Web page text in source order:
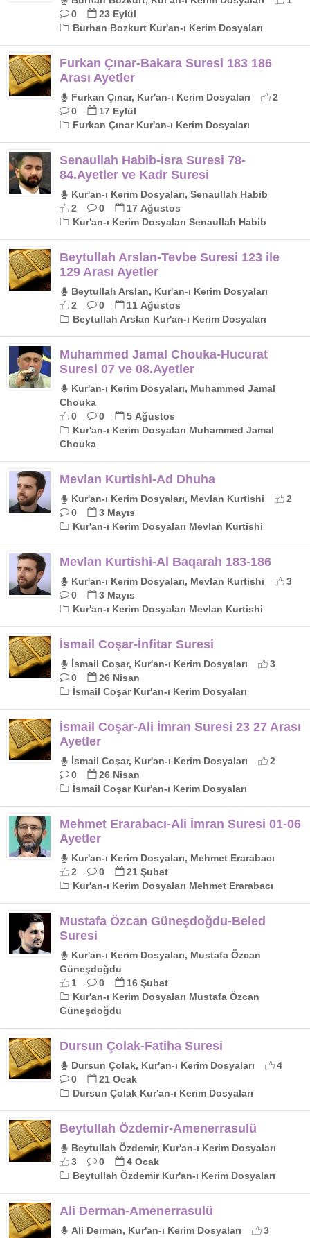
0
23 Eylül
Burhan Bozkurt Kur'an-ı Kerim Dosyaları
Furkan Çınar-Bakara Suresi 183 186
Arası Ayetler
Furkan Çınar, Kur'an-ı Kerim Dosyaları
2
0
17 Eylül
Furkan Çınar Kur'an-ı Kerim Dosyaları
Senaullah Habib-İsra Suresi 78-
84.Ayetler ve Kadr Suresi
Kur'an-ı Kerim Dosyaları, Senaullah Habib
2
0
17 Ağustos
Kur'an-ı Kerim Dosyaları Senaullah Habib
Beytullah Arslan-Tevbe Suresi 123 ile
129 Arası Ayetler
Beytullah Arslan, Kur'an-ı Kerim Dosyaları
2
0
11 Ağustos
Beytullah Arslan Kur'an-ı Kerim Dosyaları
Muhammed Jamal Chouka-Hucurat
Suresi 07 ve 08.Ayetler
Kur'an-ı Kerim Dosyaları, Muhammed Jamal
Chouka
0
0
5 Ağustos
Kur'an-ı Kerim Dosyaları Muhammed Jamal
Chouka
Mevlan Kurtishi-Ad Dhuha
Kur'an-ı Kerim Dosyaları, Mevlan Kurtishi
2
0
3 Mayıs
Kur'an-ı Kerim Dosyaları Mevlan Kurtishi
Mevlan Kurtishi-Al Baqarah 183-186
Kur'an-ı Kerim Dosyaları, Mevlan Kurtishi
3
0
3 Mayıs
Kur'an-ı Kerim Dosyaları Mevlan Kurtishi
İsmail Coşar-İnfitar Suresi
İsmail Coşar, Kur'an-ı Kerim Dosyaları
3
0
26 Nisan
İsmail Coşar Kur'an-ı Kerim Dosyaları
İsmail Coşar-Ali İmran Suresi 23 27 Arası
Ayetler
İsmail Coşar, Kur'an-ı Kerim Dosyaları
2
0
26 Nisan
İsmail Coşar Kur'an-ı Kerim Dosyaları
Mehmet Erarabacı-Ali İmran Suresi 01-06
Ayetler
Kur'an-ı Kerim Dosyaları, Mehmet Erarabacı
2
0
21 Şubat
Kur'an-ı Kerim Dosyaları Mehmet Erarabacı
Mustafa Özcan Güneşdoğdu-Beled
Suresi
Kur'an-ı Kerim Dosyaları, Mustafa Özcan
Güneşdoğdu
1
0
16 Şubat
Kur'an-ı Kerim Dosyaları Mustafa Özcan
Güneşdoğdu
Dursun Çolak-Fatiha Suresi
Dursun Çolak, Kur'an-ı Kerim Dosyaları
4
0
21 Ocak
Dursun Çolak Kur'an-ı Kerim Dosyaları
Beytullah Özdemir-Amenerrasulü
Beytullah Özdemir, Kur'an-ı Kerim Dosyaları
3
0
4 Ocak
Beytullah Özdemir Kur'an-ı Kerim Dosyaları
Ali Derman-Amenerrasulü
Ali Derman, Kur'an-ı Kerim Dosyaları
3